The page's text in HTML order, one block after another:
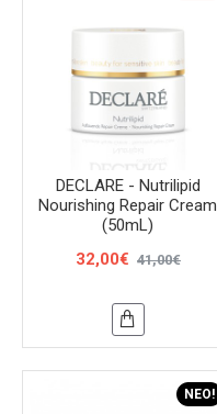
DECLARE - Nutrilipid
Nourishing Repair Cream
(50mL)
32,00€ 41,00€
ΝΈΟ!